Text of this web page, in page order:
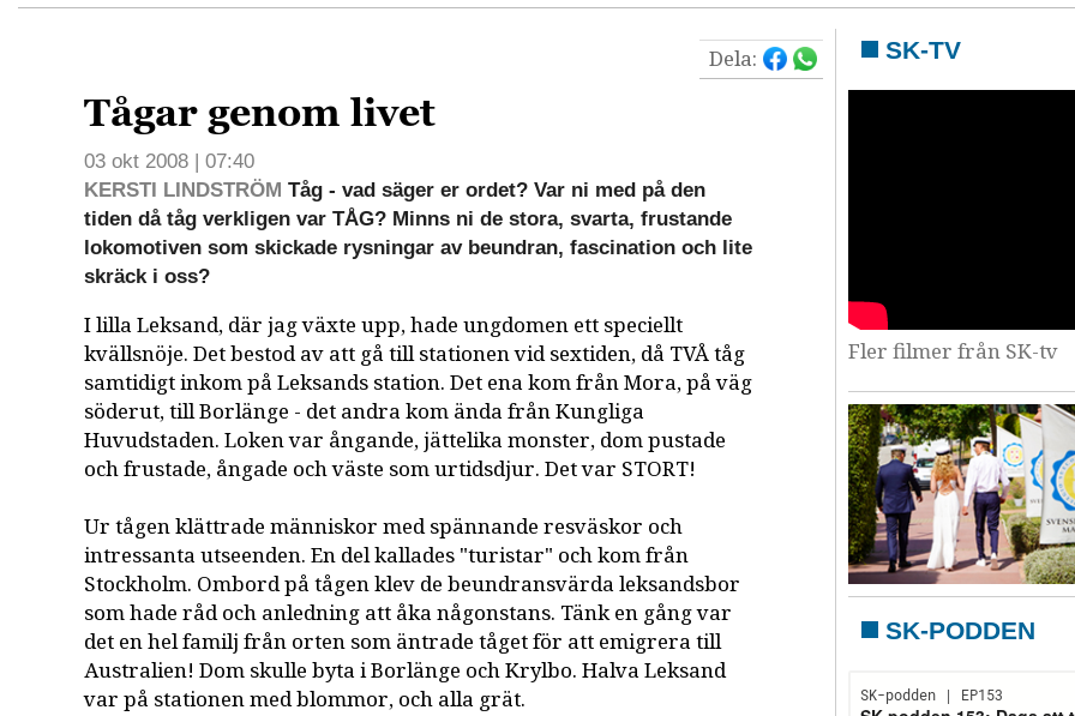
Dela:
Tågar genom livet
03 okt 2008 | 07:40
KERSTI LINDSTRÖM Tåg - vad säger er ordet? Var ni med på den
tiden då tåg verkligen var TÅG? Minns ni de stora, svarta, frustande
lokomotiven som skickade rysningar av beundran, fascination och lite
skräck i oss?
I lilla Leksand, där jag växte upp, hade ungdomen ett speciellt
kvällsnöje. Det bestod av att gå till stationen vid sextiden, då TVÅ tåg
samtidigt inkom på Leksands station. Det ena kom från Mora, på väg
söderut, till Borlänge - det andra kom ända från Kungliga
Huvudstaden. Loken var ångande, jättelika monster, dom pustade
och frustade, ångade och väste som urtidsdjur. Det var STORT!
Ur tågen klättrade människor med spännande resväskor och
intressanta utseenden. En del kallades "turistar" och kom från
Stockholm. Ombord på tågen klev de beundransvärda leksandsbor
som hade råd och anledning att åka någonstans. Tänk en gång var
det en hel familj från orten som äntrade tåget för att emigrera till
Australien! Dom skulle byta i Borlänge och Krylbo. Halva Leksand
var på stationen med blommor, och alla grät.
SK-TV
Fler filmer från SK-tv
SK-PODDEN